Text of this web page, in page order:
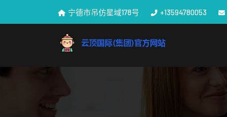
宁德市吊仿星域178号 +13594780053